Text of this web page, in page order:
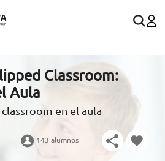
en España)
Classroom:
Aula
en el aula
143 alumnos